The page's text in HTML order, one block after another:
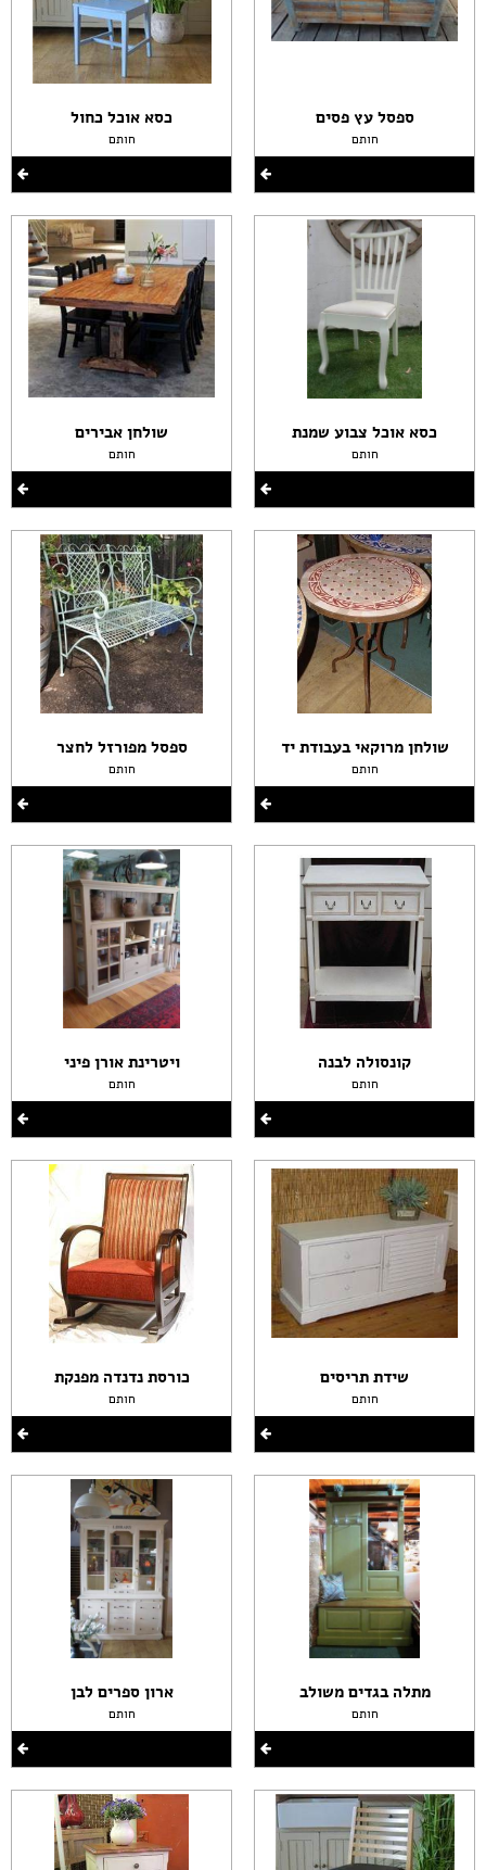
ספסל עץ פסים
חותם
כסא אוכל צבוע שמנת
חותם
שולחן מרוקאי בעבודת יד
חותם
כסא אוכל כחול
חותם
שולחן אבירים
חותם
ספסל מפורזל לחצר
חותם
קונסולה לבנה
חותם
שידת תריסים
חותם
מתלה בגדים משולב
חותם
ויטרינת אורן פיני
חותם
כורסת נדנדה מפנקת
חותם
ארון ספרים לבן
חותם